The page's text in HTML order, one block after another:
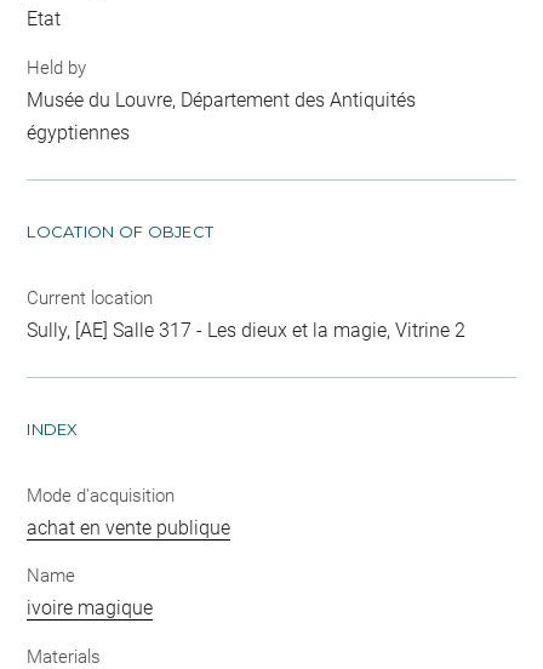
Etat
Held by
Musée du Louvre, Département des Antiquités
égyptiennes
LOCATION OF OBJECT
Current location
Sully, [AE] Salle 317 - Les dieux et la magie, Vitrine 2
INDEX
Mode d'acquisition
achat en vente publique
Name
ivoire magique
Materials